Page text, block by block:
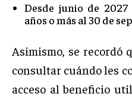
Desde junio de
años o más al 30 de
Asimismo, se recordó
consultar cuándo les
acceso al beneficio